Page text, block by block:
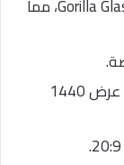
شاشة الهاتف تتمتع بحماية زجاجية Gorilla Glass 5، مما
شاشة الهاتف عالية الدقة وتتمتع بدقة عرض 1440